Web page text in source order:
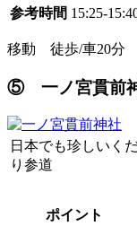
参考時間 15:25-
移動 徒歩/車20分
⑤ 一ノ宮貫前
日本でも珍しいく
り参道
ポイント